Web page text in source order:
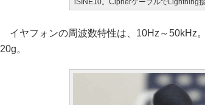
iSINE10。CipherケーブルでLightning
イヤフォンの周波数特性は、10Hz～50kHz
20g。